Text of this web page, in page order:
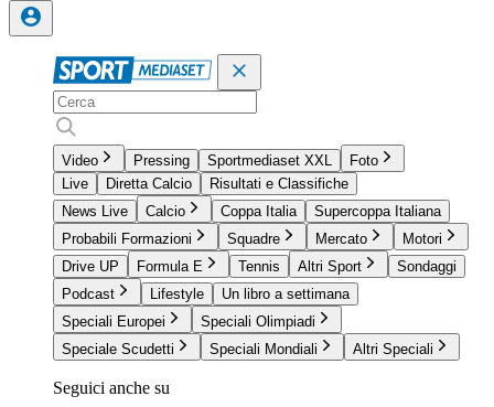
Video Pressing Sportmediaset XXL
Foto
Live
Diretta Calcio
Risultati e Classifiche
News Live
Calcio Coppa Italia
Supercoppa Italiana
Probabili Formazioni
Squadre Mercato
Motori
Drive UP
Formula E Tennis Altri Sport
Sondaggi
Podcast
Lifestyle
Un libro a settimana
Speciali Europei
Speciali Olimpiadi
Speciale Scudetti
Speciali Mondiali Altri Speciali
Seguici anche su